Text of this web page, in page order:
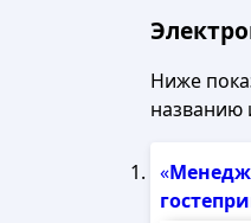
Ниже
названию
«